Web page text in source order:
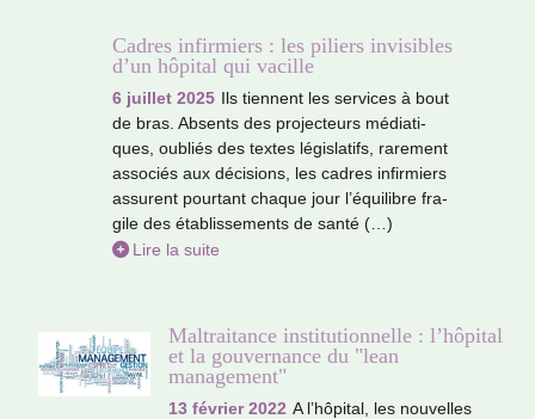
Cadres infirmiers : les piliers invisibles
d’un hôpital qui vacille
6 juillet 2025 Ils tien­nent les ser­vi­ces à bout
de bras. Absents des pro­jec­teurs média­ti­
ques, oubliés des textes légis­la­tifs, rare­ment
asso­ciés aux déci­sions, les cadres infir­miers
assu­rent pour­tant chaque jour l’équilibre fra­
gile des établissements de santé (…)
Lire la suite
Maltraitance institutionnelle : l’hôpital
et la gouvernance du "lean
management"
13 février 2022 A l’hôpi­tal, les nou­vel­les